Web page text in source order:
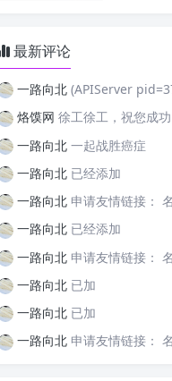
最新评论
一路向北 (APIServer
烙馍网 徐工徐工，祝您成功
一路向北 一起战胜癌症
一路向北 已经添加
一路向北 申请友情链接： 名称：烙馍省钱 网址
一路向北 已经添加
一路向北 申请友情链接： 名称：烙馍省钱 网
一路向北 已加
一路向北 已加
一路向北 申请友情链接： 名称：烙馍网 网址